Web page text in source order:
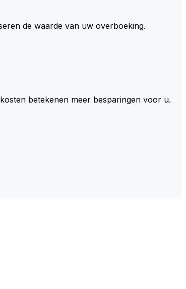
de waarde van uw overboeking.
betekenen meer besparingen voor u.